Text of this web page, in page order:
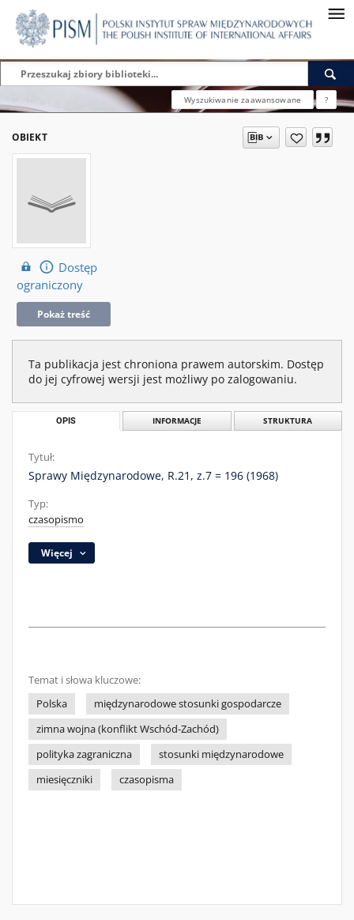
Wyszukiwanie zaawansowane ?
OBIEKT
Dostęp
ograniczony
Pokaż treść
Ta publikacja jest chroniona prawem autorskim. Dostęp
do jej cyfrowej wersji jest możliwy po zalogowaniu.
OPIS INFORMACJE STRUKTURA
Tytuł:
Sprawy Międzynarodowe, R.21, z.7 = 196 (1968)
Typ:
czasopismo
Więcej
Temat i słowa kluczowe:
Polska
międzynarodowe stosunki gospodarcze
zimna wojna (konflikt Wschód-Zachód)
polityka zagraniczna
stosunki międzynarodowe
miesięczniki
czasopisma